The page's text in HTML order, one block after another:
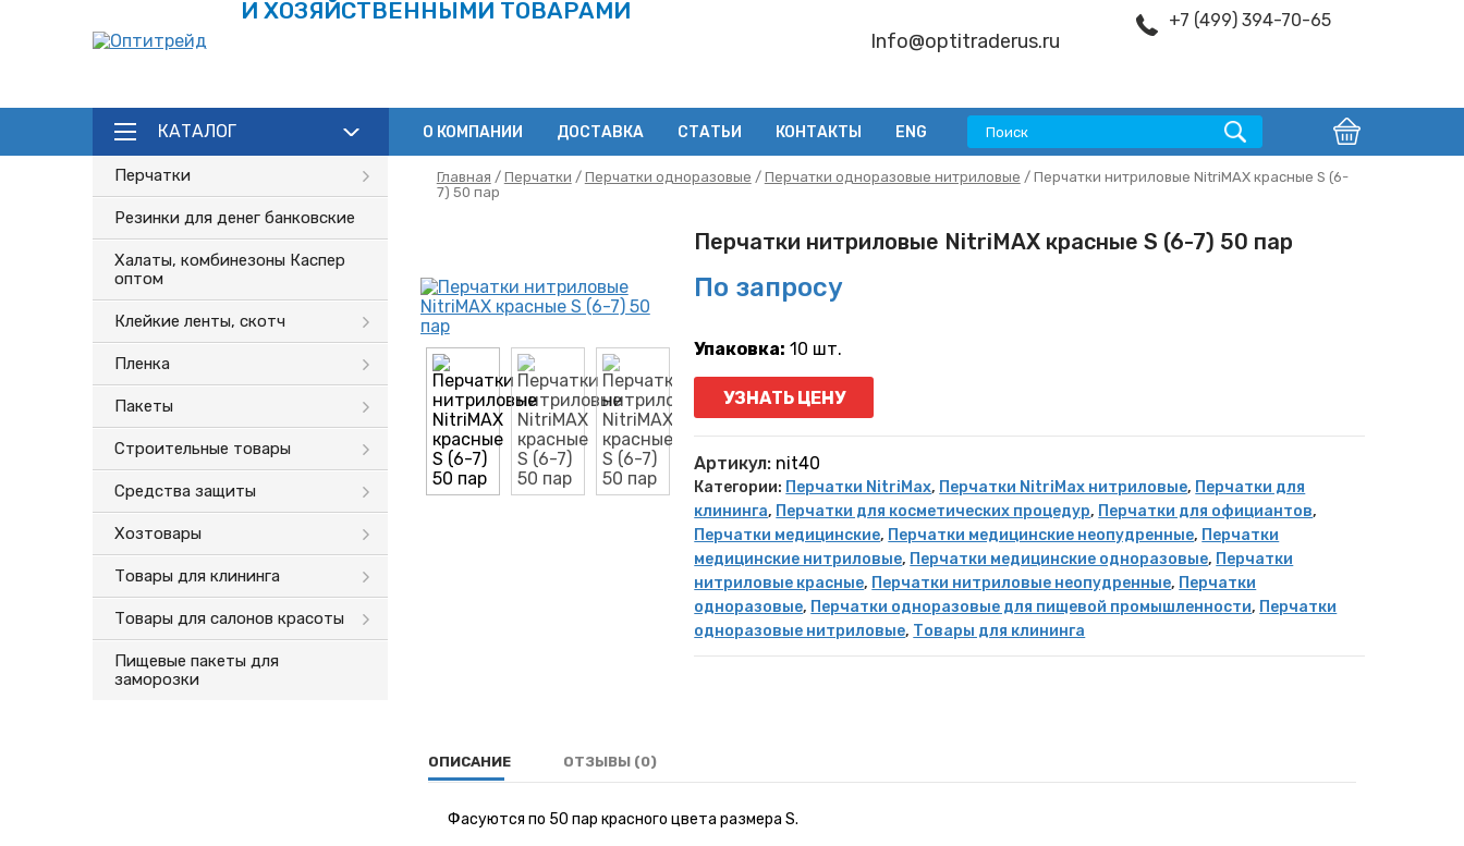
И ХОЗЯЙСТВЕННЫМИ ТОВАРАМИ
Info@optitraderus.ru
+7 (499) 394-70-65
КАТАЛОГ О КОМПАНИИ ДОСТАВКА СТАТЬИ КОНТАКТЫ ENG
Перчатки
Резинки для денег банковские
Халаты, комбинезоны Каспер
оптом
Клейкие ленты, скотч
Пленка
Пакеты
Строительные товары
Средства защиты
Хозтовары
Товары для клининга
Товары для салонов красоты
Пищевые пакеты для
заморозки
Главная / Перчатки / Перчатки одноразовые / Перчатки одноразовые нитриловые / Перчатки нитриловые NitriMAX красные S (6-
7) 50 пар
Перчатки нитриловые NitriMAX красные S (6-7) 50 пар
По запросу
Упаковка: 10 шт.
УЗНАТЬ ЦЕНУ
Артикул: nit40
Категории: Перчатки NitriMax, Перчатки NitriMax нитриловые, Перчатки для
клининга, Перчатки для косметических процедур, Перчатки для официантов,
Перчатки медицинские, Перчатки медицинские неопудренные, Перчатки
медицинские нитриловые, Перчатки медицинские одноразовые, Перчатки
нитриловые красные, Перчатки нитриловые неопудренные, Перчатки
одноразовые, Перчатки одноразовые для пищевой промышленности, Перчатки
одноразовые нитриловые, Товары для клининга
ОПИСАНИЕ ОТЗЫВЫ (0)
Фасуются по 50 пар красного цвета размера S.